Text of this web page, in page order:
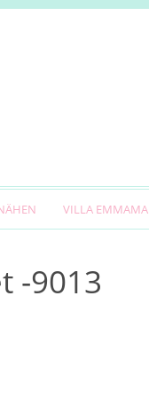
VILLA EMMAMA
-9013